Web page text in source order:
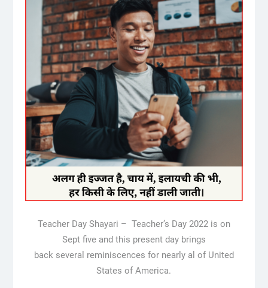
Teacher Day Shayari – Teacher’s Day 2022 is on
Sept five and this present day brings
back several reminiscences for nearly al of United
States of America.